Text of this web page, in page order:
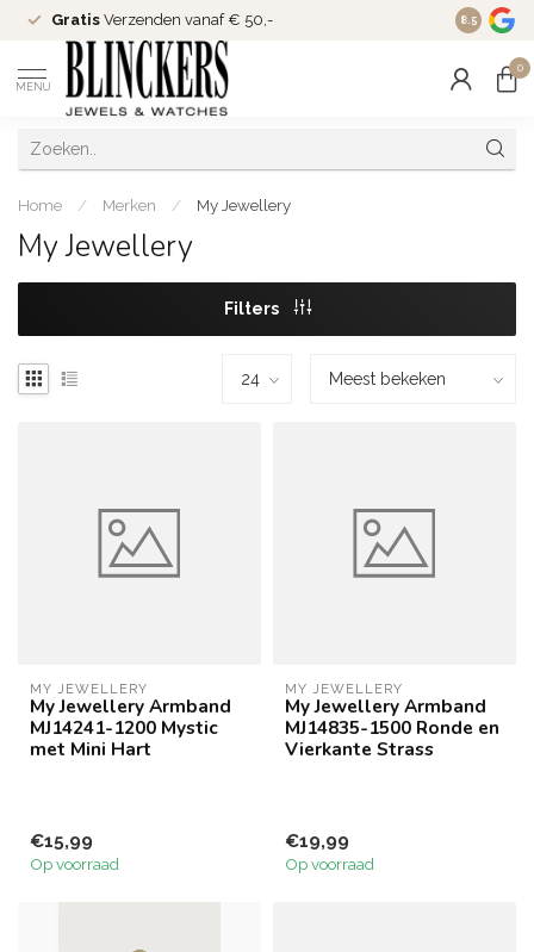
Gratis Verzenden vanaf € 50,- Since
8.5
MENU
0
Home / Merken / My Jewellery
My Jewellery
Filters
MY JEWELLERY
My Jewellery Armband
MJ14241-1200 Mystic
met Mini Hart
€15,99
Op voorraad
MY JEWELLERY
My Jewellery Armband
MJ14835-1500 Ronde en
Vierkante Strass
€19,99
Op voorraad